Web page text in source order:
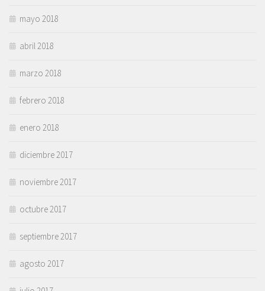
mayo 2018
abril 2018
marzo 2018
febrero 2018
enero 2018
diciembre 2017
noviembre 2017
octubre 2017
septiembre 2017
agosto 2017